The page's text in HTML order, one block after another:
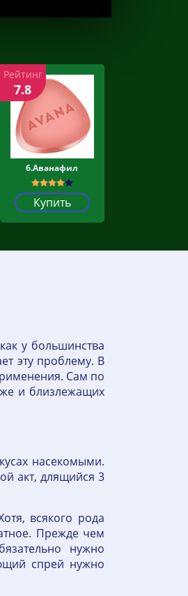
6.Аванафил
Купить
Рейтинг
7.8
у большинства
эту проблему. В
Сам по
и близлежащих
насекомыми.
акт, длящийся 3
всякого рода
Прежде чем
нужно
спрей нужно